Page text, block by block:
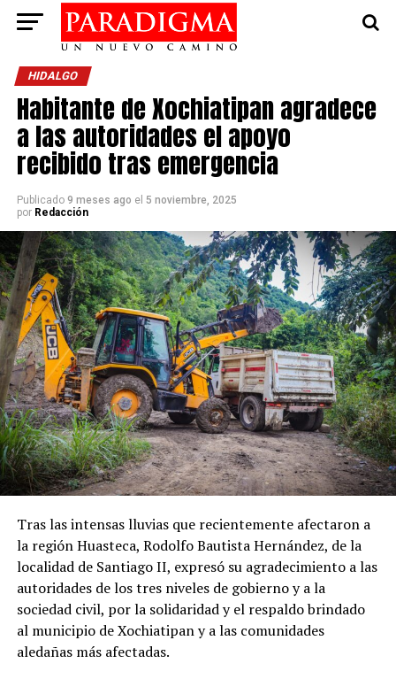
HIDALGO
Habitante de Xochiatipan agradece
a las autoridades el apoyo
recibido tras emergencia
Publicado 9 meses ago el 5 noviembre, 2025
por Redacción
Tras las intensas lluvias que recientemente afectaron a
la región Huasteca, Rodolfo Bautista Hernández, de la
localidad de Santiago II, expresó su agradecimiento a las
autoridades de los tres niveles de gobierno y a la
sociedad civil, por la solidaridad y el respaldo brindado
al municipio de Xochiatipan y a las comunidades
aledañas más afectadas.